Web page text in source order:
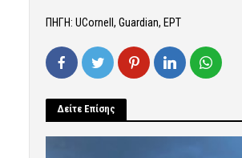
ΠΗΓΗ: UCornell, Guardian, ΕΡΤ
Δείτε Επίσης